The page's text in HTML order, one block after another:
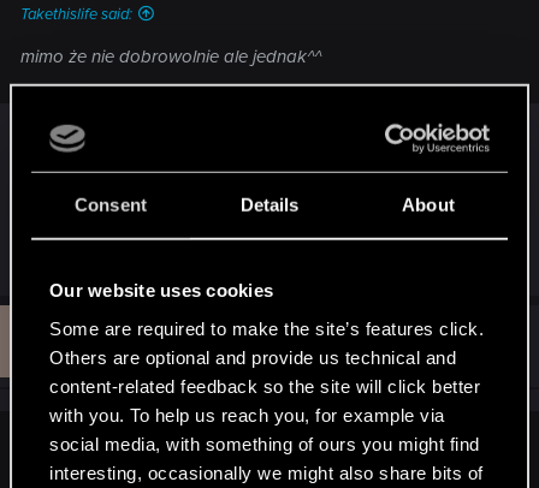
Consent Details About
Our website uses cookies
Some are required to make the site’s features click.
Others are optional and provide us technical and
content-related feedback so the site will click better
with you. To help us reach you, for example via
social media, with something of ours you might find
interesting, occasionally we might also share bits of
Takethislife said:
mimo że nie dobrowolnie ale jednak^^
Cała istota projektowania dobrych gier: jeśli mu
pozwolić, gracz zawsze będzie robił w kółko to
a
t
i
o
n
:
Takethislife Rookie
Apr 6, 2015
norolim said: